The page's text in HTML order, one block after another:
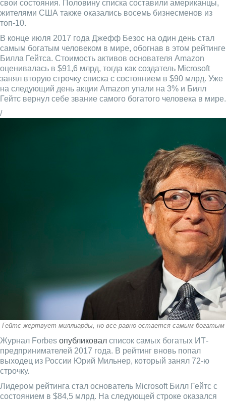
свои состояния. Половину списка составили американцы,
жителями США также оказались восемь бизнесменов из
топ-10.
В конце июля 2017 года Джефф Безос на один день стал
самым богатым человеком в мире, обогнав в этом рейтинге
Билла Гейтса. Стоимость активов основателя Amazon
оценивалась в $91,6 млрд, тогда как создатель Microsoft
занял вторую строчку списка с состоянием в $90 млрд. Уже
на следующий день акции Amazon упали на 3% и Билл
Гейтс вернул себе звание самого богатого человека в мире.
/
Гейтс жертвует миллиарды, но все равно остается самым богатым
Журнал Forbes опубликовал список самых богатых ИТ-
предпринимателей 2017 года. В рейтинг вновь попал
выходец из России Юрий Мильнер, который занял 72-ю
строчку.
Лидером рейтинга стал основатель Microsoft Билл Гейтс с
состоянием в $84,5 млрд. На следующей строке оказался